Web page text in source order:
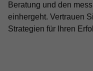
Beratung und den
einhergeht. Vertrauen
Strategien für Ihren